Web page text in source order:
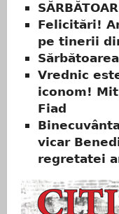
Felicitări!
pe tinerii
Vrednic
iconom!
Fiad
vicar
regretatei